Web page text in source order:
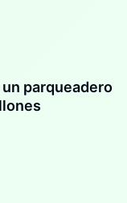
parqueadero